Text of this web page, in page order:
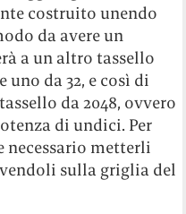
costruito unendo
da avere un
a un altro tassello
uno da 32, e così di
da 2048, ovvero
di undici. Per
necessario metterli
sulla griglia del